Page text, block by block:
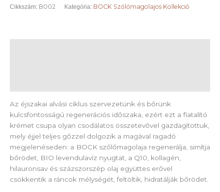
Cikkszám: B002 Kategória: BOCK Szőlőmagolajos Kollekció
Az éjszakai alvási ciklus szervezetünk és bőrünk
kulcsfontosságú regenerációs időszaka, ezért ezt a fiatalító
krémet csupa olyan csodálatos összetevővel gazdagítottuk,
mely éjjel teljes gőzzel dolgozik a magával ragadó
megjelenéseden: a BOCK szőlőmagolaja regenerálja, simítja
bőrödet, BIO levendulavíz nyugtat, a Q10, kollagén,
hilauronsav és százszorszép olaj együttes erővel
csökkentik a ráncok mélységét, feltöltik, hidratálják bőrödet.